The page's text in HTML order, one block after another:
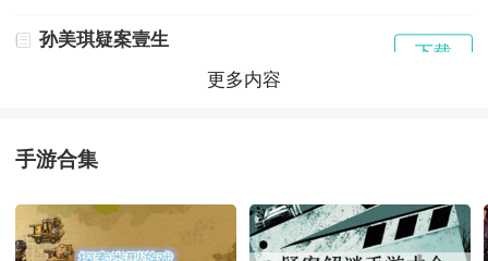
1)大量的谜团隐藏在场景中，需要细心观察和推理才能
2)暗示和提示是重要的解谜工具，玩家需要仔细观察各
个细节，挖掘潜在线索。
孙美琪疑案壹生
下载
v1.0 安卓版
v1.0 211.69 MB
下载
更多内容
手游合集